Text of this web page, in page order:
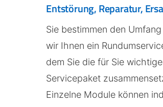
Entstörung, Reparatur,
Sie bestimmen den
wir Ihnen ein
dem Sie die für Sie
Servicepaket
Einzelne Module können